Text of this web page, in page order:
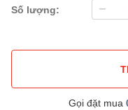
Số lượng:
Gọi đặt mua